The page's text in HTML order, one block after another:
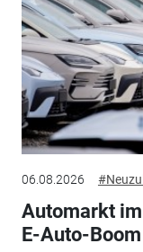
06.08.2026
Automarkt
E-Auto-Boom